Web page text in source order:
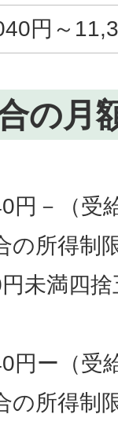
円～
の月
円－（受
の所得制
未満四
円ー（受
の所得制